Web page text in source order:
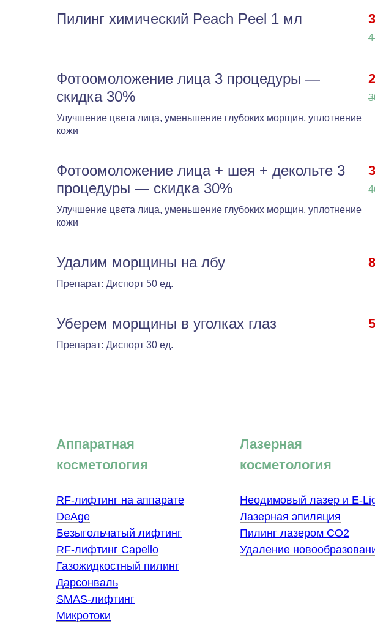
Пилинг химический Peach Peel 1 мл
Фотоомоложение лица 3 процедуры —
скидка 30%
Улучшение цвета лица, уменьшение глубоких морщин, уплотнение
кожи
Фотоомоложение лица + шея + декольте 3
процедуры — скидка 30%
Улучшение цвета лица, уменьшение глубоких морщин, уплотнение
кожи
Удалим морщины на лбу
Препарат: Диспорт 50 ед.
Уберем морщины в уголках глаз
Препарат: Диспорт 30 ед.
Аппаратная
косметология
RF-лифтинг на аппарате
DeAge
Безыгольчатый лифтинг
RF-лифтинг Capello
Газожидкостный пилинг
Дарсонваль
SMAS-лифтинг
Микротоки
Лазерная
косметология
Неодимовый лазер и E-
Лазерная эпиляция
Пилинг лазером СО2
Удаление